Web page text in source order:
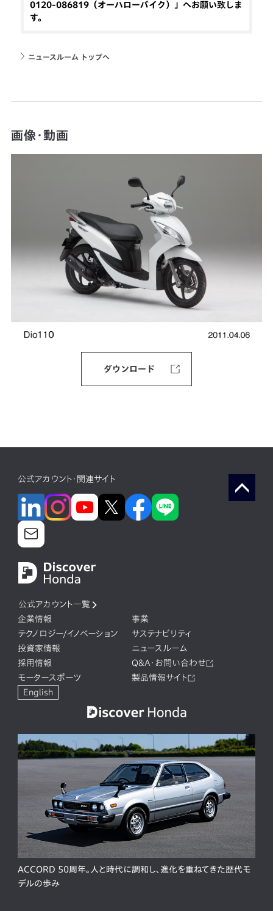
0120-086819（オーハローバイク）」へお願い致しま
す。
ニュースルーム トップへ
画像・動画
ダウンロード
公式アカウント・関連サイト
公式アカウント一覧
企業情報
事業
テクノロジー/イノベーション
サステナビリティ
投資家情報
ニュースルーム
採用情報
Q&A・お問い合わせ
モータースポーツ
製品情報サイト
English
ACCORD 50周年。人と時代に調和し、進化を重ねてきた歴代モ
デルの歩み